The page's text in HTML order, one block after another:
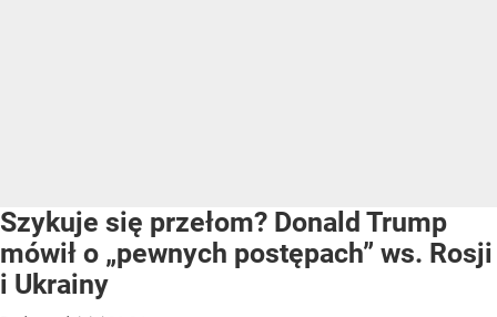
Szykuje się przełom? Donald Trump
mówił o „pewnych postępach” ws. Rosji
i Ukrainy